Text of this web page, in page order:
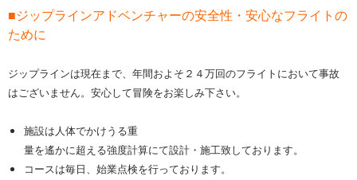
■ジップラインアドベンチャーの安全性・安心なフライトの
ために
ジップラインは現在まで、年間およそ２４万回のフライトにおいて事故
はございません。安心して冒険をお楽しみ下さい。
施設は人体でかけうる重
量を遙かに超える強度計算にて設計・施工致しております。
コースは毎日、始業点検を行っております。